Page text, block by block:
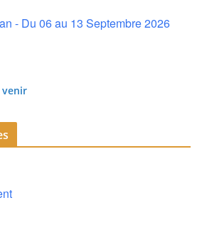
- Du 06 au 13 Septembre 2026
venir